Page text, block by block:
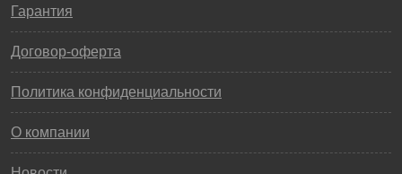
Гарантия
Договор-оферта
Политика конфиденциальности
О компании